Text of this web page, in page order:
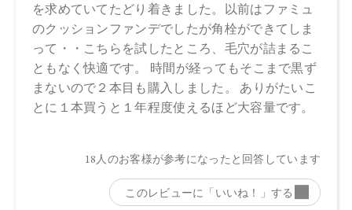
リセリル－１０、水酸化Ａｌ、ステアリン酸、クエン酸Ｎ
ａ、フェノキシエタノール、ポリリシノレイン酸ポリグリセ
リル－６、ＢＧ、デキストラン、アセチルテトラペプチド－
３、マイカ、酸化鉄
・04 Ash Beige：
リン酸亜鉛、オプンチアフィクスインジカ種子油、ヒマワリ
種子油、ローズマリー葉エキス、ラベンダー花エキス、ゼニ
アオイ花エキス、アカツメクサ花エキス、ハマナス花エキ